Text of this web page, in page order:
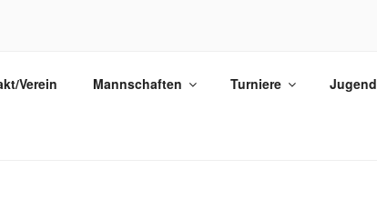
Verein Mannschaften Turniere Jugend